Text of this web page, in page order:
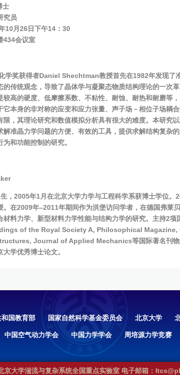
士
究员
10月26日下午14：30
434会议室
学奖获得者Daniel Shechtman教授首先在1982年发现了
的传统观念，导致了晶体学与凝聚态物质结构理论的一次
较高的硬度、低摩擦系数、不粘性、耐蚀、耐热和耐磨等
它本身的非对称的应变和应力张量、声子场－相位子场耦
限，其理论研究和数值模拟分析具有很大的难度。本研究
解准晶力学问题的方便、有效的工具，提供求解结构复杂
和功能控制的研究。
，2005年1月在北京大学力学与工程科学系获博士学位。
。在2009年–2011年期间作为洪堡访问学者，在德国弗莱
材料力学、新型材料力学性能与结构力学的研究。主持2
of the Royal Society A, Philosophical
Journal of Applied Mechanics等国际著名刊
学优秀博士论文。
国教育部 国家自然科学基金委员会 北京大学
中国空气动力学会 中国力学学会 周培源力学竞赛
大学湍流与复杂系统全国重点实验室 电子邮箱：